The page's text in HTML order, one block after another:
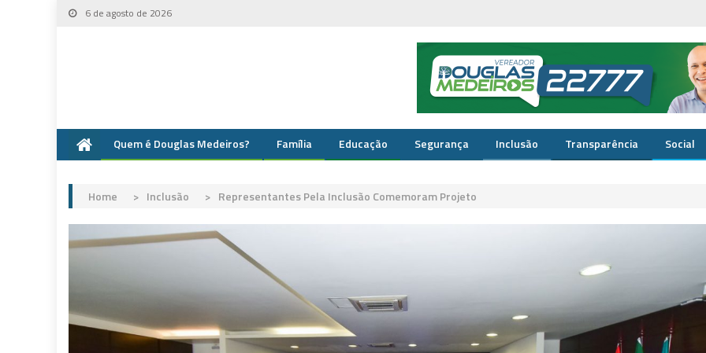
Skip
6 de agosto de 2026
Quem é Douglas Medeiros? Família Educação Segurança Inclusão Transparência Social
Home > Inclusão > Representantes Pela Inclusão Comemoram Projeto